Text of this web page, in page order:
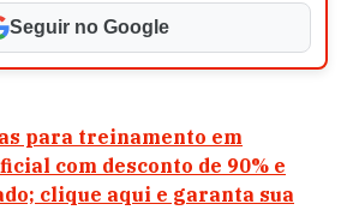
Seguir no Google
para treinamento em
com desconto de 90% e
clique aqui e garanta sua